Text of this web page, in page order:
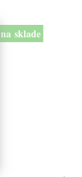
na sklade